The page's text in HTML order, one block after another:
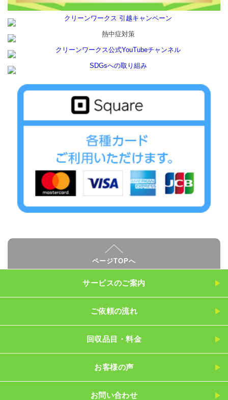
ページTOPへ
サービスのご案内
ご依頼の流れ
回収品目・料金
お客様の声
お問い合わせ